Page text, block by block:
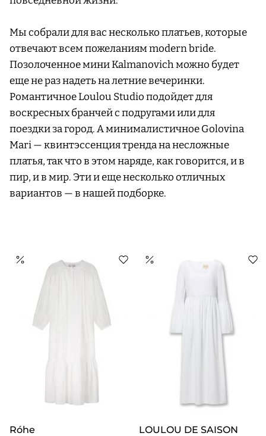
Мы собрали для вас несколько платьев, которые
отвечают всем пожеланиям modern bride.
Позолоченное мини Kalmanovich можно будет
еще не раз надеть на летние вечеринки.
Романтичное Loulou Studio подойдет для
воскресных бранчей с подругами или для
поездки за город. А минималистичное Golovina
Mari — квинтэссенция тренда на несложные
платья, так что в этом наряде, как говорится, и в
пир, и в мир. Эти и еще несколько отличных
вариантов — в нашей подборке.
Róhe LOULOU DE SAISON